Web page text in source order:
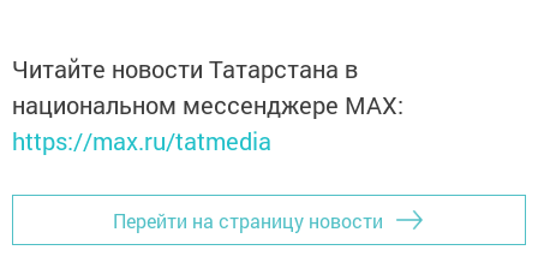
Читайте новости Татарстана в
национальном мессенджере MАХ:
https://max.ru/tatmedia
Перейти на страницу новости